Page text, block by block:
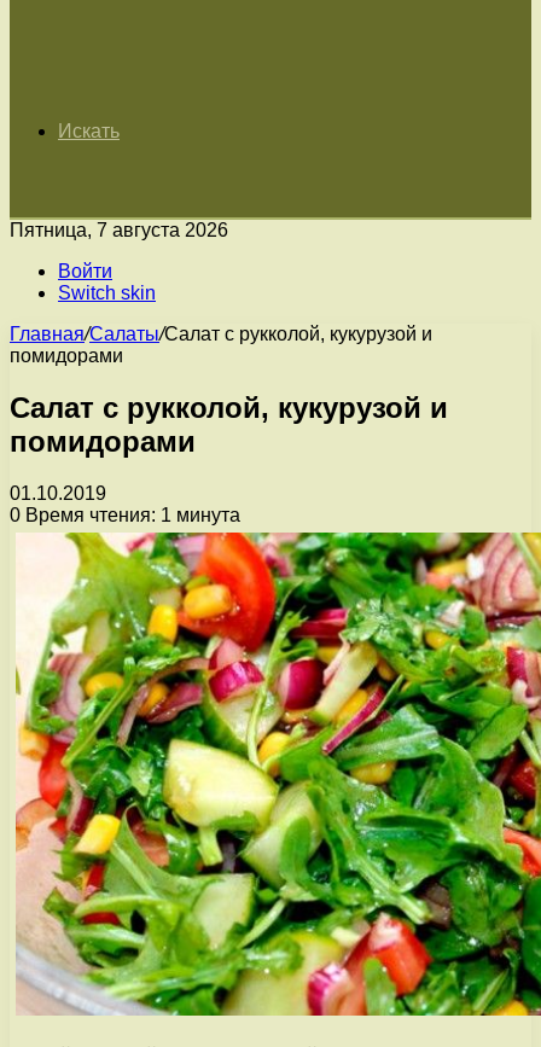
Искать
Пятница, 7 августа 2026
Войти
Switch skin
Главная/Салаты/Салат с рукколой, кукурузой и
помидорами
Салат с рукколой, кукурузой и
помидорами
01.10.2019
0 Время чтения: 1 минута